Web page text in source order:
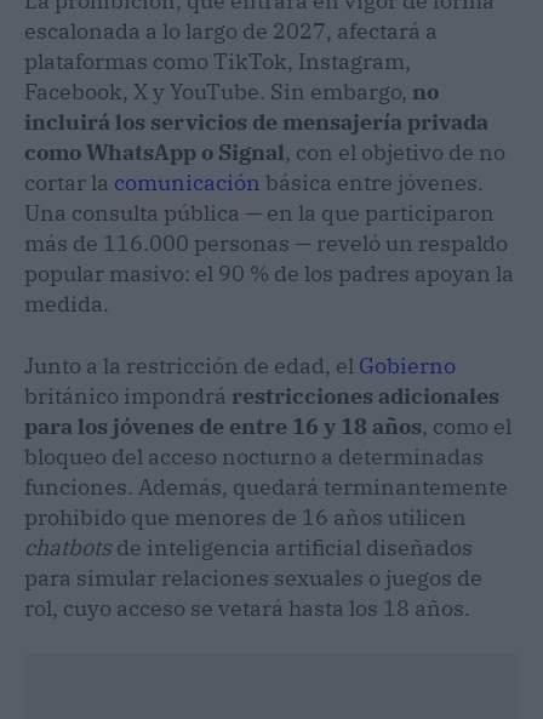
escalonada a lo largo de 2027, afectará a
plataformas como TikTok, Instagram,
Facebook, X y YouTube. Sin embargo, no
incluirá los servicios de mensajería privada
como WhatsApp o Signal, con el objetivo de no
cortar la comunicación básica entre jóvenes.
Una consulta pública — en la que participaron
más de 116.000 personas — reveló un respaldo
popular masivo: el 90 % de los padres apoyan la
medida.
Junto a la restricción de edad, el Gobierno
británico impondrá restricciones adicionales
para los jóvenes de entre 16 y 18 años, como el
bloqueo del acceso nocturno a determinadas
funciones. Además, quedará terminantemente
prohibido que menores de 16 años utilicen
chatbotsde inteligencia artificial diseñados
para simular relaciones sexuales o juegos de
rol, cuyo acceso se vetará hasta los 18 años.